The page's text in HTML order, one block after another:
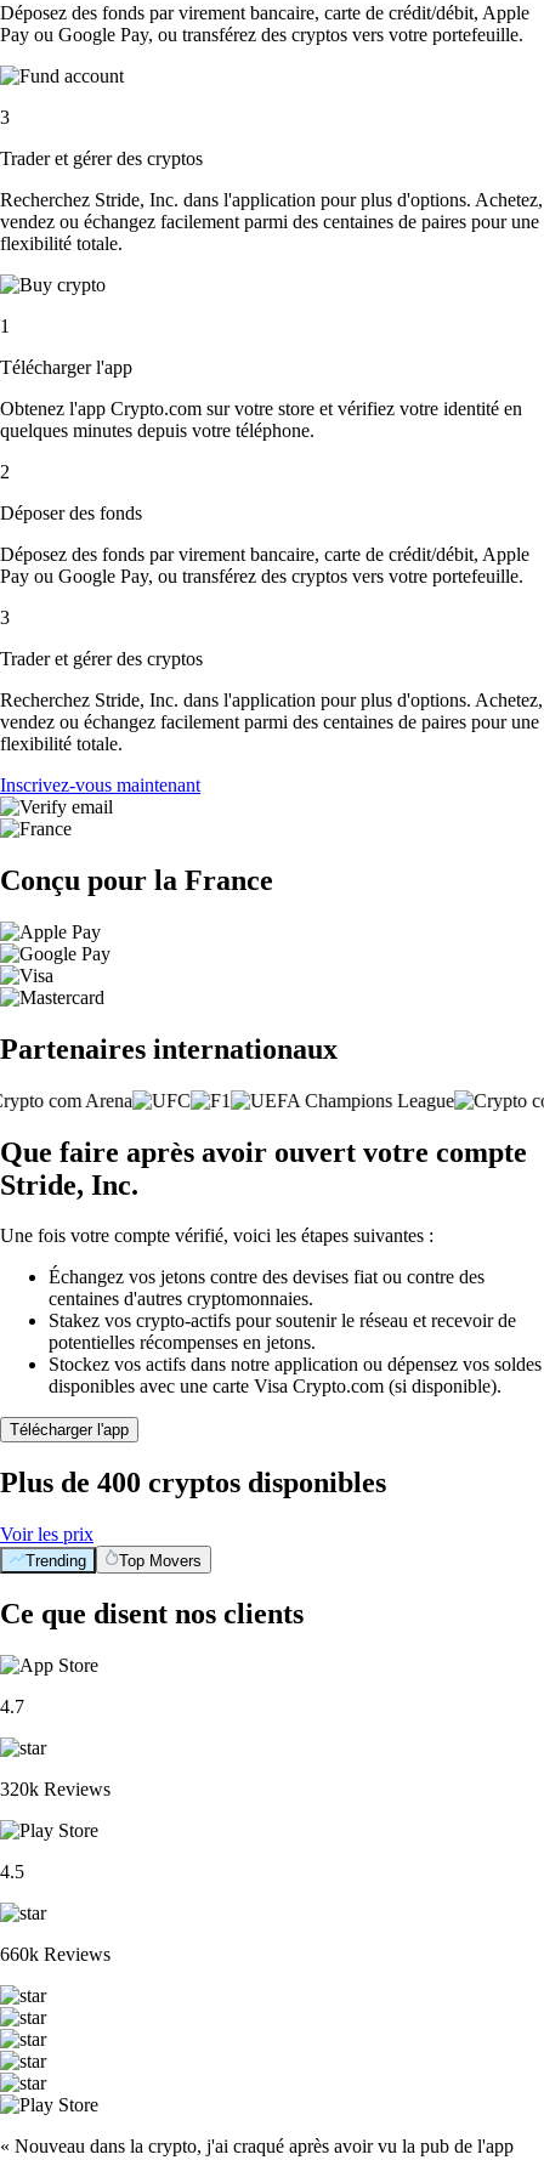
Déposez des fonds par virement bancaire, carte de crédit/débit, Apple
Pay ou Google Pay, ou transférez des cryptos vers votre portefeuille.
3
Trader et gérer des cryptos
Recherchez Stride, Inc. dans l'application pour plus d'options. Achetez,
vendez ou échangez facilement parmi des centaines de paires pour une
flexibilité totale.
1
Télécharger l'app
Obtenez l'app Crypto.com sur votre store et vérifiez votre identité en
quelques minutes depuis votre téléphone.
2
Déposer des fonds
Déposez des fonds par virement bancaire, carte de crédit/débit, Apple
Pay ou Google Pay, ou transférez des cryptos vers votre portefeuille.
3
Trader et gérer des cryptos
Recherchez Stride, Inc. dans l'application pour plus d'options. Achetez,
vendez ou échangez facilement parmi des centaines de paires pour une
flexibilité totale.
Inscrivez-vous maintenant
Conçu pour la France
Partenaires internationaux
Que faire après avoir ouvert votre compte
Stride, Inc.
Une fois votre compte vérifié, voici les étapes suivantes :
Échangez vos jetons contre des devises fiat ou contre des
centaines d'autres cryptomonnaies.
Stakez vos crypto-actifs pour soutenir le réseau et recevoir de
potentielles récompenses en jetons.
Stockez vos actifs dans notre application ou dépensez vos soldes
disponibles avec une carte Visa Crypto.com (si disponible).
Télécharger l'app
Plus de 400 cryptos disponibles
Voir les prix
Trending Top Movers
Ce que disent nos clients
4.7
320k Reviews
4.5
660k Reviews
« Nouveau dans la crypto, j'ai craqué après avoir vu la pub de l'app